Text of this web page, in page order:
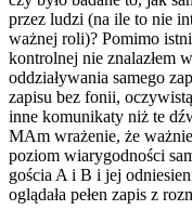
przez ludzi (na ile to nie
ważnej roli)? Pomimo
kontrolnej nie znalazłem
oddziaływania samego
zapisu bez fonii,
inne komunikaty niż te
MAm wrażenie, że
poziom wiarygodności
gościa A i B i jej
oglądała pełen zapis z